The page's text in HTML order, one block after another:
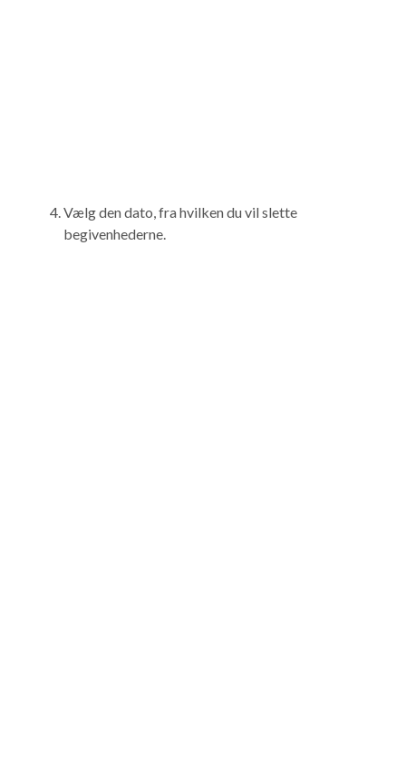
Vælg den dato, fra hvilken du vil slette
begivenhederne.